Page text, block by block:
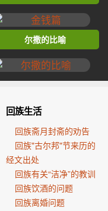
尔撒的比喻
回族生活
回族斋月封斋的劝告
回族"古尔邦"节来历的
经文出处
回族有关“洁净”的教训
回族饮酒的问题
回族离婚问题